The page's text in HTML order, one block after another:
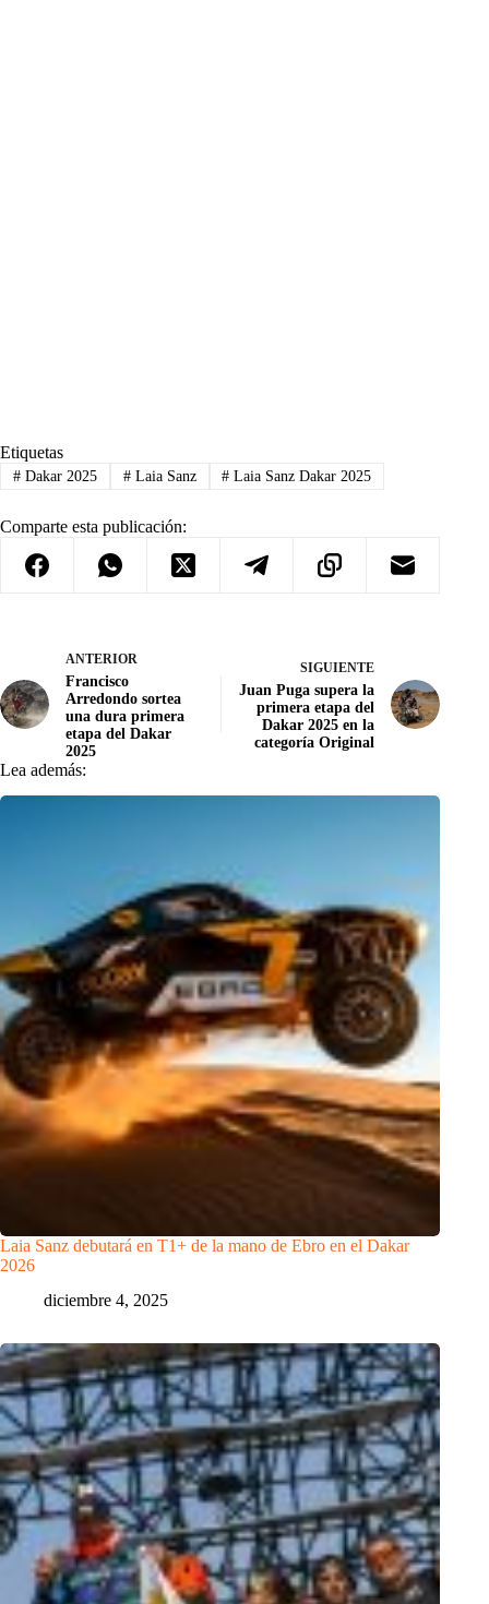
Etiquetas
#Dakar 2025 #Laia Sanz # Laia Sanz Dakar 2025
Comparte esta publicación:
ANTERIOR
Francisco
Arredondo sortea
una dura primera
etapa del Dakar
2025
SIGUIENTE
Juan Puga supera la
primera etapa del
Dakar 2025 en la
categoría Original
Lea además:
Laia Sanz debutará en T1+ de la mano de Ebro en el Dakar
2026
diciembre 4, 2025